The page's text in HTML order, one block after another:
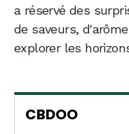
a réservé des
de saveurs,
explorer les
CBDOO